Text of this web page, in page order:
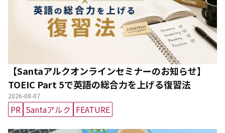
【Santaアルクオンラインセミナーのお知らせ】
TOEIC Part 5で英語の総合力を上げる復習法
2026-08-07
PR Santaアルク FEATURE